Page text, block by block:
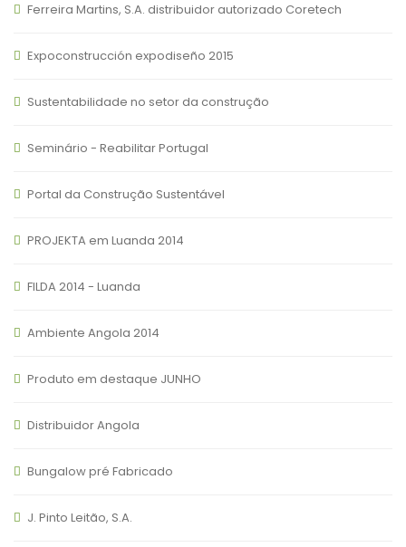
Ferreira Martins, S.A. distribuidor autorizado Coretech
Expoconstrucción expodiseño 2015
Sustentabilidade no setor da construção
Seminário - Reabilitar Portugal
Portal da Construção Sustentável
PROJEKTA em Luanda 2014
FILDA 2014 - Luanda
Ambiente Angola 2014
Produto em destaque JUNHO
Distribuidor Angola
Bungalow pré Fabricado
J. Pinto Leitão, S.A.